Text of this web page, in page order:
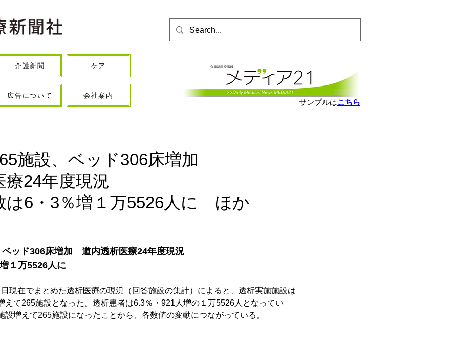
介護新聞 ケア
広告について 会社案内
サンプルはこちら
施設、ベッド306床増加
療24年度現況
は6・3％増１万5526人に ほか
ッド306床増加　道内透析医療24年度現況
１万5526人に
現在でまとめた透析医療の現況（回答施設の集計）によると、透析実施施設は
えて265施設となった。透析患者は6.3％・921人増の１万5526人となってい
設増えて265施設になったことから、各数値の変動につながっている。